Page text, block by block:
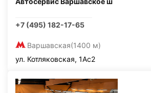
+7 (495) 182-17-65
Варшавская(1400 м)
ул. Котляковская, 1Ас2